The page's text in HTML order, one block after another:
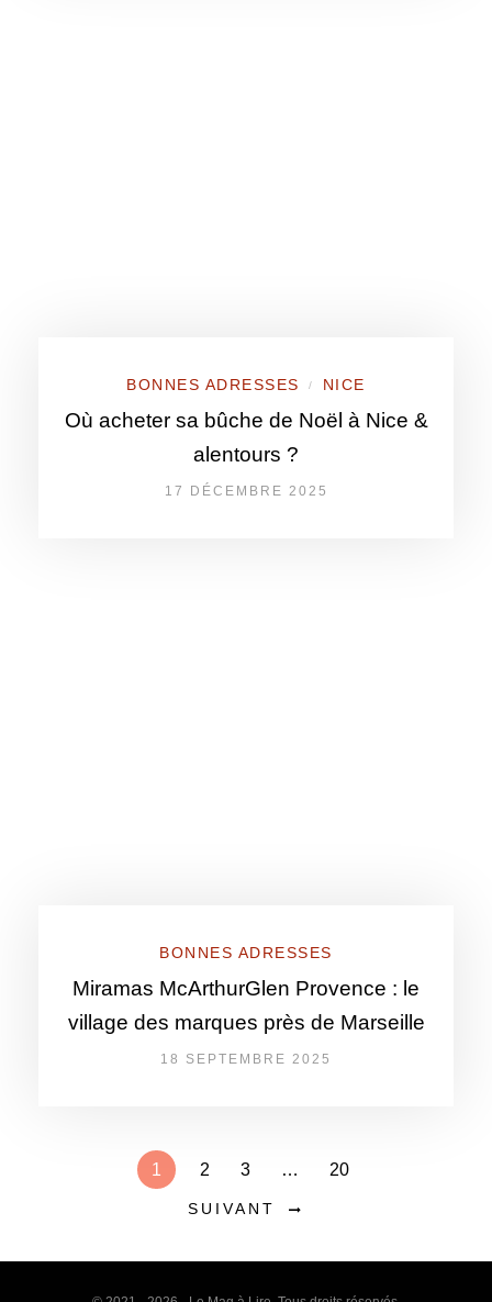
BONNES ADRESSES / NICE
Où acheter sa bûche de Noël à Nice &
alentours ?
17 DÉCEMBRE 2025
BONNES ADRESSES
Miramas McArthurGlen Provence : le
village des marques près de Marseille
18 SEPTEMBRE 2025
1 2 3 … 20
SUIVANT